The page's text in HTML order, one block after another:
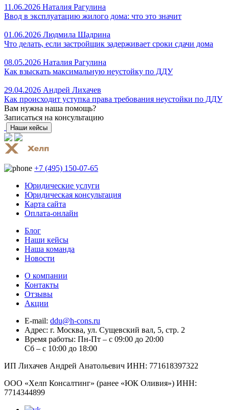
11.06.2026 Наталия Рагулина
Ввод в эксплуатацию жилого дома: что это значит
01.06.2026 Людмила Шадрина
Что делать, если застройщик задерживает сроки сдачи дома
08.05.2026 Наталия Рагулина
Как взыскать максимальную неустойку по ДДУ
29.04.2026 Андрей Лихачев
Как происходит уступка права требования неустойки по ДДУ
Вам нужна наша помощь?
Записаться на консультацию
Наши кейсы
+7 (495) 150-07-65
Юридические услуги
Юридическая консультация
Карта сайта
Оплата-онлайн
Блог
Наши кейсы
Наша команда
Новости
О компании
Контакты
Отзывы
Акции
E-mail: ddu@h-cons.ru
Адрес: г. Москва, ул. Сущевский вал, 5, стр. 2
Время работы: Пн-Пт – с 09:00 до 20:00
Сб – с 10:00 до 18:00
ИП Лихачев Андрей Анатольевич ИНН: 771618397322
ООО «Хелп Консалтинг» (ранее «ЮК Оливия») ИНН:
7714344899